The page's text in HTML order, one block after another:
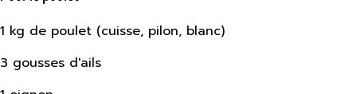
1 kg de poulet (cuisse, pilon, blanc)
3 gousses d'ails